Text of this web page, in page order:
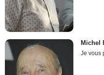
Michel
Je vous